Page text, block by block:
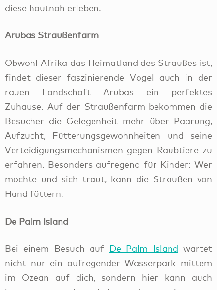
diese hautnah erleben.
Arubas Straußenfarm
Obwohl Afrika das Heimatland des Straußes ist,
findet dieser faszinierende Vogel auch in der
rauen Landschaft Arubas ein perfektes
Zuhause. Auf der Straußenfarm bekommen die
Besucher die Gelegenheit mehr über Paarung,
Aufzucht, Fütterungsgewohnheiten und seine
Verteidigungsmechanismen gegen Raubtiere zu
erfahren. Besonders aufregend für Kinder: Wer
möchte und sich traut, kann die Straußen von
Hand füttern.
De Palm Island
Bei einem Besuch auf De Palm Island wartet
nicht nur ein aufregender Wasserpark mittem
im Ozean auf dich, sondern hier kann auch